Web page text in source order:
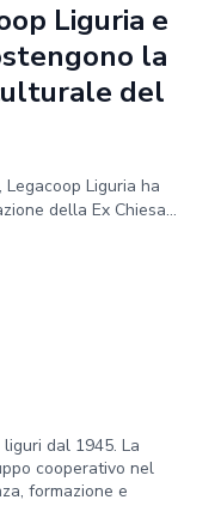
Liguria e
la
del
Liguria ha
della Ex Chiesa...
dal 1945. La
cooperativo nel
formazione e